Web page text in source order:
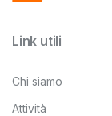
Link utili
Chi siamo
Attività